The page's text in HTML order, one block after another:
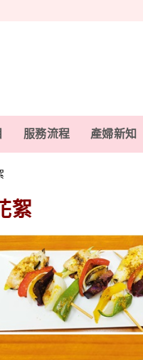
服務流程 產婦新知
絮